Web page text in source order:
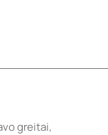
greitai,